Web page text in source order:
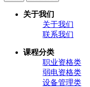
关于我们
关于我们
联系我们
课程分类
职业资格类
弱电资格类
设备管理类